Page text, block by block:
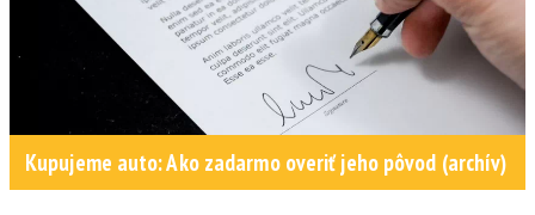
Kupujeme auto: Ako zadarmo overiť jeho pôvod (archív)